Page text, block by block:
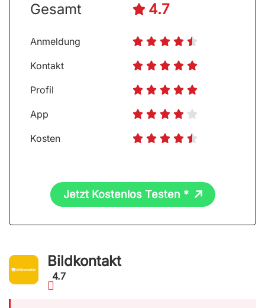
Gesamt  4.7
Anmeldung     
Kontakt     
Profil     
App     
Kosten     
Jetzt Kostenlos Testen *
Bildkontakt
4.7